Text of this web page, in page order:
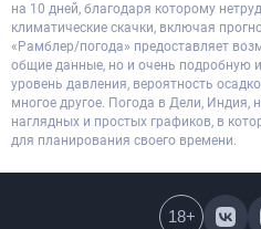
на 10 дней, благодаря которому
климатические скачки, включая
«Рамблер/погода» предоставляет
общие данные, но и очень подробную
уровень давления, вероятность
многое другое. Погода в Дели, Индия,
наглядных и простых графиков, в
для планирования своего времени.
18+